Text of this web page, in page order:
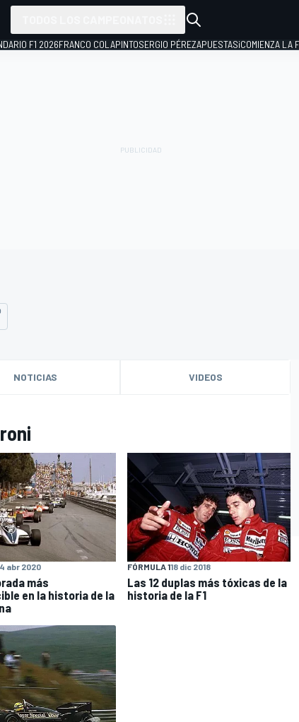
F1 2026FRANCO COLAPINTOSERGIO PÉREZAPUESTAS¡COMIENZA LA
NOTICIAS VIDEOS
abr 2020
más
en la historia de la
FÓRMULA 118 dic 2018
Las 12 duplas más tóxicas de la
historia de la F1